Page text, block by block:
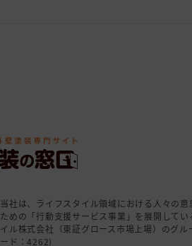
当社は、ライフスタイル領域における人々の
ための「行動支援サービス事業」を展開してい
イル株式会社（東証グロース市場上場）のグル
ード：4262)